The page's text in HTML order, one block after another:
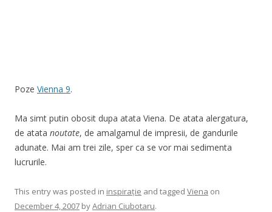
Poze Vienna 9.
Ma simt putin obosit dupa atata Viena. De atata alergatura,
de atata noutate, de amalgamul de impresii, de gandurile
adunate. Mai am trei zile, sper ca se vor mai sedimenta
lucrurile.
This entry was posted in inspirație and tagged Viena on
December 4, 2007 byAdrian Ciubotaru.